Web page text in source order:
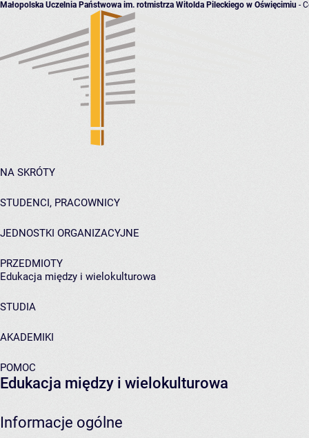
Małopolska Uczelnia Państwowa im. rotmistrza Witolda Pileckiego w Oświęcimiu -
NA SKRÓTY
STUDENCI, PRACOWNICY
JEDNOSTKI ORGANIZACYJNE
PRZEDMIOTY
Edukacja między i wielokulturowa
STUDIA
AKADEMIKI
POMOC
Edukacja między i wielokulturowa
Informacje ogólne